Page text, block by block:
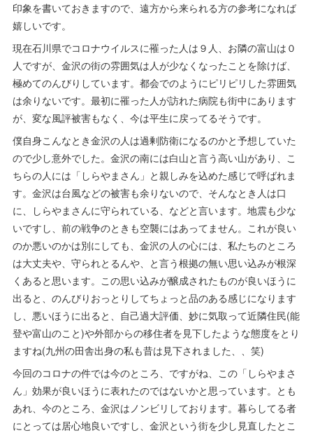
印象を書いておきますので、遠方から来られる方の参考になれば
嬉しいです。
現在石川県でコロナウイルスに罹った人は９人、お隣の富山は０
人ですが、金沢の街の雰囲気は人が少なくなったことを除けば、
極めてのんびりしています。都会でのようにピリピリした雰囲気
は余りないです。最初に罹った人が訪れた病院も街中にあります
が、変な風評被害もなく、今は平生に戻ってるそうです。
僕自身こんなとき金沢の人は過剰防衛になるのかと予想していた
ので少し意外でした。金沢の南には白山と言う高い山があり、こ
ちらの人には「しらやまさん」と親しみを込めた感じで呼ばれま
す。金沢は台風などの被害も余りないので、そんなとき人は口
に、しらやまさんに守られている、などと言います。地震も少な
いですし、前の戦争のときも空襲にはあってません。これが良い
のか悪いのかは別にしても、金沢の人の心には、私たちのところ
は大丈夫や、守られとるんや、と言う根拠の無い思い込みが根深
くあると思います。この思い込みが醸成されたものが良いほうに
出ると、のんびりおっとりしてちょっと品のある感じになります
し、悪いほうに出ると、自己過大評価、妙に気取って近隣住民(能
登や富山のこと)や外部からの移住者を見下したような態度をとり
ますね(九州の田舎出身の私も昔は見下されました、、笑)
今回のコロナの件では今のところ、ですがね、この「しらやまさ
ん」効果が良いほうに表れたのではないかと思っています。とも
あれ、今のところ、金沢はノンビリしております。暮らしてる者
にとっては居心地良いですし、金沢という街を少し見直したとこ